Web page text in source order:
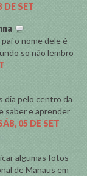
DE SET
o nome dele é
so não lembro
dia pelo centro da
saber e aprender
05 DE SET
algumas fotos
de Manaus em